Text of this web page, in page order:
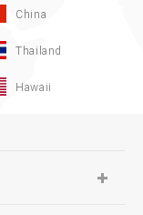
China
Thailand
Hawaii